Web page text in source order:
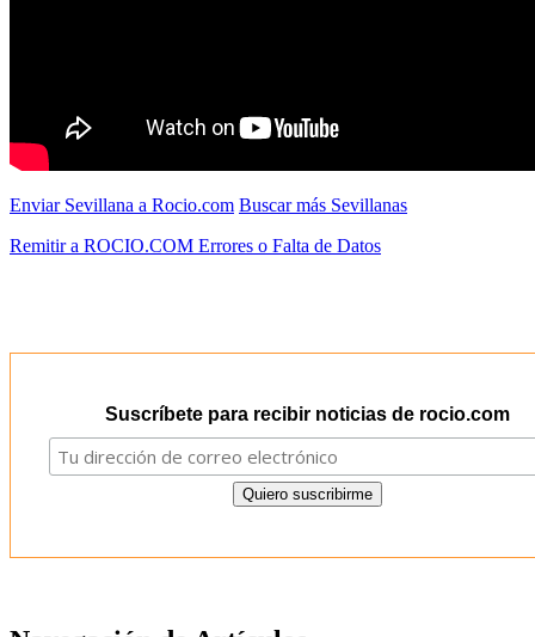
Enviar Sevillana a Rocio.com Buscar más Sevillanas
Remitir a ROCIO.COM Errores o Falta de Datos
Suscríbete para recibir noticias de rocio.com